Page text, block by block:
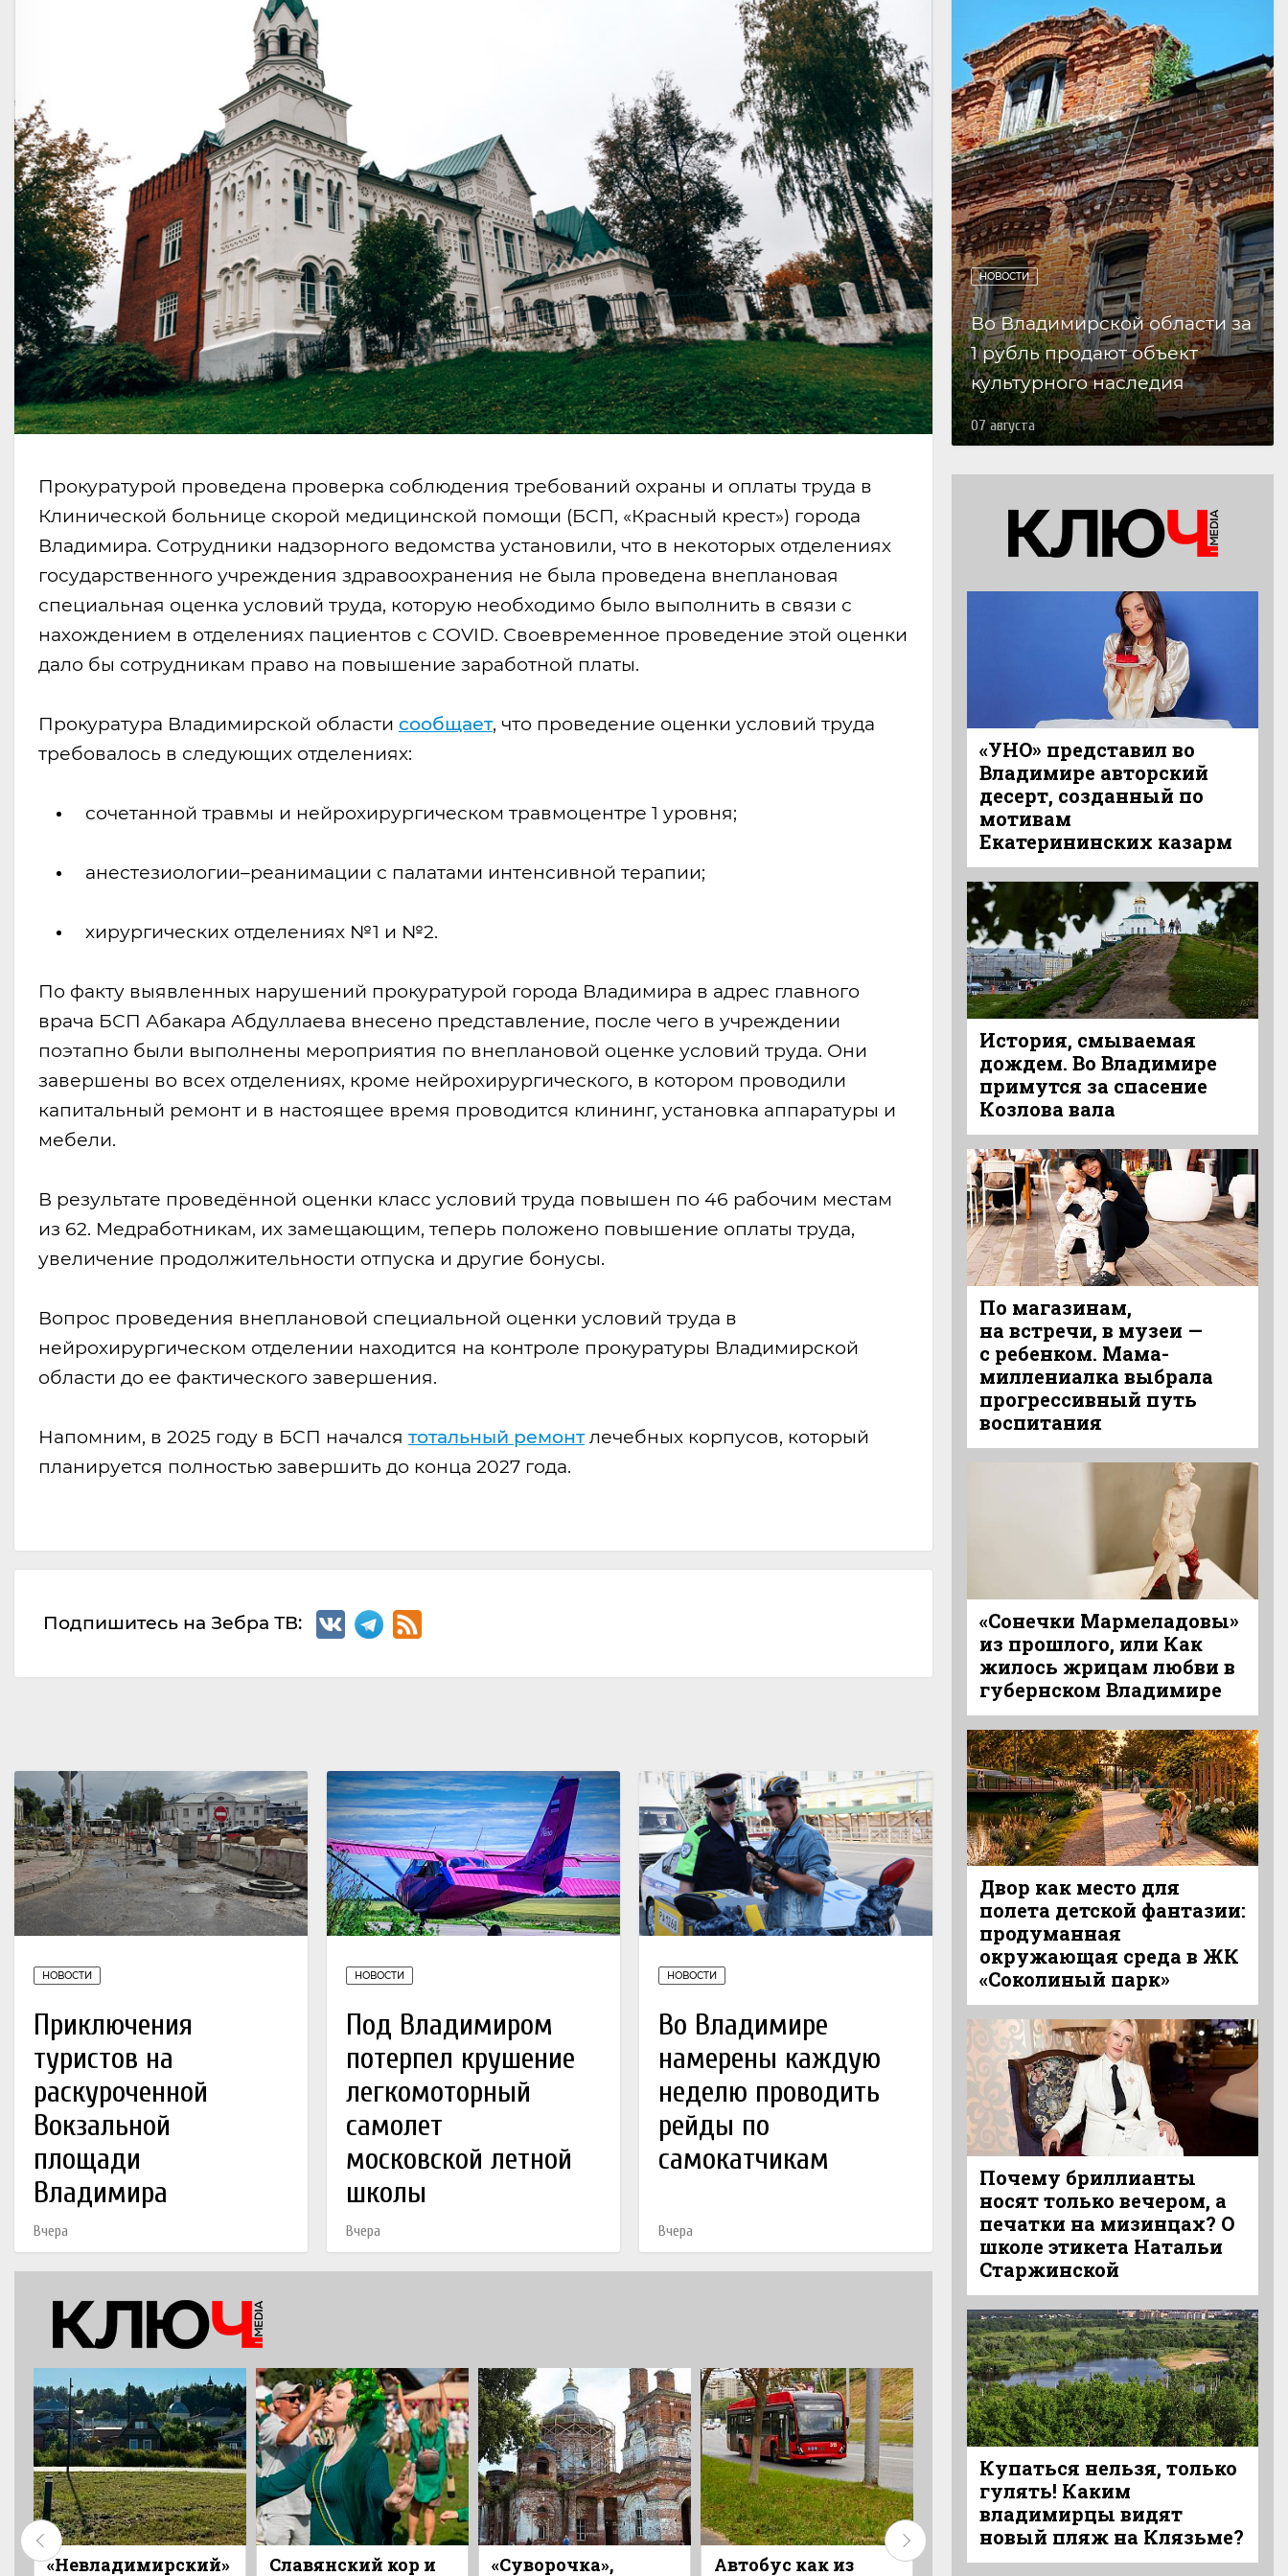
Прокуратурой проведена проверка соблюдения требований охраны и оплаты труда в
Клинической больнице скорой медицинской помощи (БСП, «Красный крест») города
Владимира. Сотрудники надзорного ведомства установили, что в некоторых отделениях
государственного учреждения здравоохранения не была проведена внеплановая
специальная оценка условий труда, которую необходимо было выполнить в связи с
нахождением в отделениях пациентов с COVID. Своевременное проведение этой оценки
дало бы сотрудникам право на повышение заработной платы.
Прокуратура Владимирской области сообщает, что проведение оценки условий труда
требовалось в следующих отделениях:
сочетанной травмы и нейрохирургическом травмоцентре 1 уровня;
анестезиологии–реанимации с палатами интенсивной терапии;
хирургических отделениях №1 и №2.
По факту выявленных нарушений прокуратурой города Владимира в адрес главного
врача БСП Абакара Абдуллаева внесено представление, после чего в учреждении
поэтапно были выполнены мероприятия по внеплановой оценке условий труда. Они
завершены во всех отделениях, кроме нейрохирургического, в котором проводили
капитальный ремонт и в настоящее время проводится клининг, установка аппаратуры и
мебели.
В результате проведённой оценки класс условий труда повышен по 46 рабочим местам
из 62. Медработникам, их замещающим, теперь положено повышение оплаты труда,
увеличение продолжительности отпуска и другие бонусы.
Вопрос проведения внеплановой специальной оценки условий труда в
нейрохирургическом отделении находится на контроле прокуратуры Владимирской
области до ее фактического завершения.
Напомним, в 2025 году в БСП начался тотальный ремонтлечебных корпусов, который
планируется полностью завершить до конца 2027 года.
Подпишитесь на Зебра ТВ:
НОВОСТИ
Приключения
туристов на
раскуроченной
Вокзальной
площади
Владимира
Вчера
НОВОСТИ
Под Владимиром
потерпел крушение
легкомоторный
самолет
московской летной
школы
Вчера
НОВОСТИ
Во Владимире
намерены каждую
неделю проводить
рейды по
самокатчикам
Вчера
«Невладимирский»
Славянский кор и
«Суворочка»,
Автобус как из
Информационный
Горячее
НОВОСТИ
Во Владимирской области за
1 рубль продают объект
культурного наследия
07 августа
«УНО» представил во
Владимире авторский
десерт, созданный по
мотивам
Екатерининских казарм
История, смываемая
дождем. Во Владимире
примутся за спасение
Козлова вала
По магазинам,
на встречи, в музеи —
с ребенком. Мама-
миллениалка выбрала
прогрессивный путь
воспитания
«Сонечки Мармеладовы»
из прошлого, или Как
жилось жрицам любви в
губернском Владимире
Двор как место для
полета детской фантазии:
продуманная
окружающая среда в ЖК
«Соколиный парк»
Почему бриллианты
носят только вечером, а
печатки на мизинцах? О
школе этикета Натальи
Старжинской
Купаться нельзя, только
гулять! Каким
владимирцы видят
новый пляж на Клязьме?